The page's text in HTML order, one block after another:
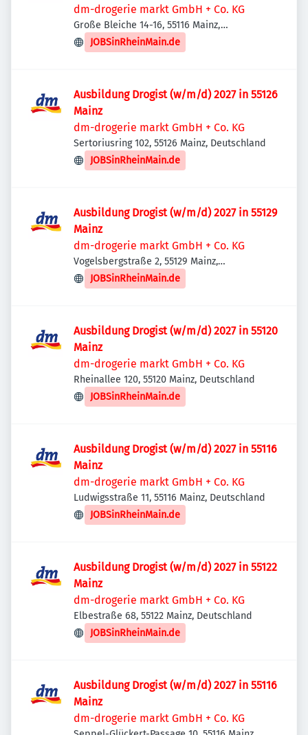
dm-drogerie markt GmbH + Co. KG
Große Bleiche 14-16, 55116 Mainz,
Deutschland
JOBSinRheinMain.de
Ausbildung Drogist (w/m/d) 2027 in 55126
Mainz
dm-drogerie markt GmbH + Co. KG
Sertoriusring 102, 55126 Mainz, Deutschland
JOBSinRheinMain.de
Ausbildung Drogist (w/m/d) 2027 in 55129
Mainz
dm-drogerie markt GmbH + Co. KG
Vogelsbergstraße 2, 55129 Mainz,
Deutschland
JOBSinRheinMain.de
Ausbildung Drogist (w/m/d) 2027 in 55120
Mainz
dm-drogerie markt GmbH + Co. KG
Rheinallee 120, 55120 Mainz, Deutschland
JOBSinRheinMain.de
Ausbildung Drogist (w/m/d) 2027 in 55116
Mainz
dm-drogerie markt GmbH + Co. KG
Ludwigsstraße 11, 55116 Mainz, Deutschland
JOBSinRheinMain.de
Ausbildung Drogist (w/m/d) 2027 in 55122
Mainz
dm-drogerie markt GmbH + Co. KG
Elbestraße 68, 55122 Mainz, Deutschland
JOBSinRheinMain.de
Ausbildung Drogist (w/m/d) 2027 in 55116
Mainz
dm-drogerie markt GmbH + Co. KG